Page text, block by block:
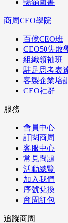
暢銷圖書
商周CEO學院
百億CEO班
CEO50失敗
組織領袖班
駐足思考表
客製企業培訓
CEO社群
服務
會員中心
訂閱商周
客服中心
常見問題
活動總覽
加入我們
序號兌換
商周紅包
追蹤商周